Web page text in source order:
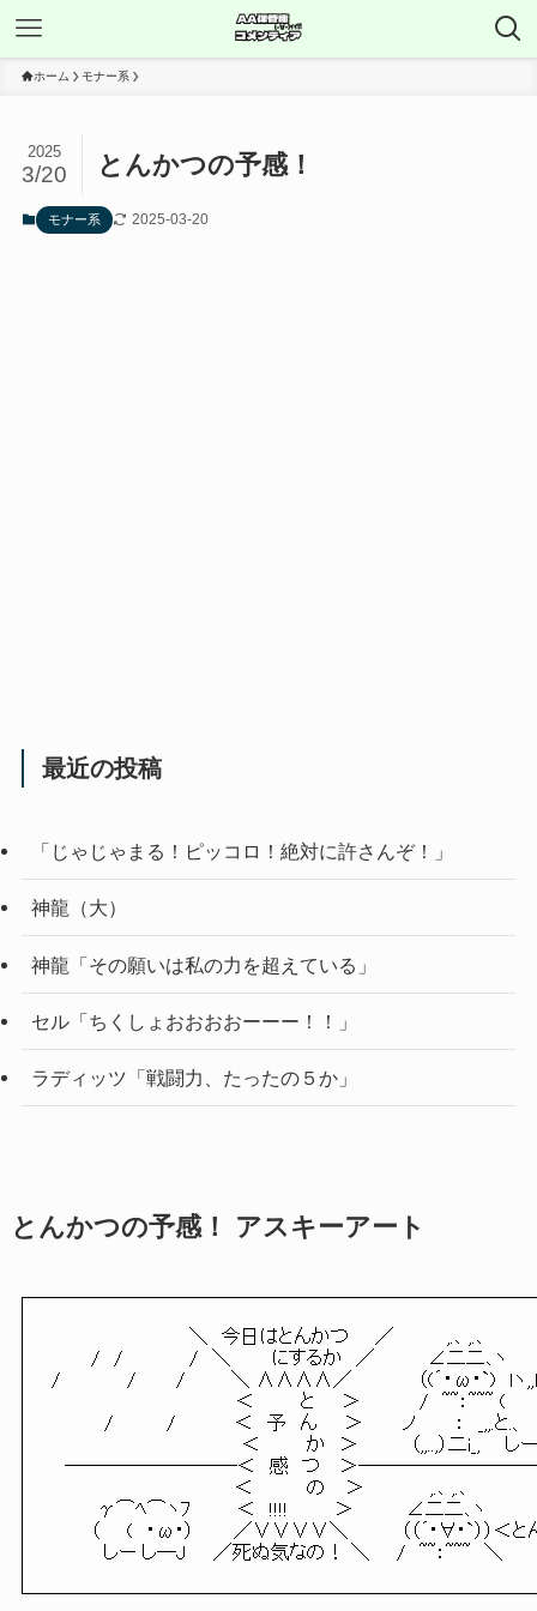
ホーム モナー系
とんかつの予感！
2025
3/20
モナー系 2025-03-20
最近の投稿
「じゃじゃまる！ピッコロ！絶対に許さんぞ！」
神龍（大）
神龍「その願いは私の力を超えている」
セル「ちくしょおおおおーーー！！」
ラディッツ「戦闘力、たったの５か」
とんかつの予感！ アスキーアート
＼　今日はとんかつ　　／　　　　,.､ ,.､
/　/　　　　　/　＼　　　にするか　／　　　　∠二二､ヽ
/　　　　　/　　　/　　　 ＼ ∧∧∧∧／　　　　　（(´・ω・`)　lヽ
＜　　 　と　　＞　　　　 /　~~：~~~ (　　　
/　　　　/　　 　　＜　予　ん　　＞　　　ノ　　　：　_,,.と.、
＜　　 　か　＞　　　　（,,..,）二i_, 　 し
─────────＜　感　つ　 ＞
＜　　　　の　 ＞　　　　　,.､ ,.､
γ⌒ﾍ⌒ヽﾌ　　　 ＜　!!!!　　　 ＞　　　　∠二二､ヽ
（　　(　・ω・）　　　／∨∨∨∨＼　　　　（（´･∀･`））＜
しー し─J　　／死ぬ気なの！ ＼　　/　~~：~~~　＼